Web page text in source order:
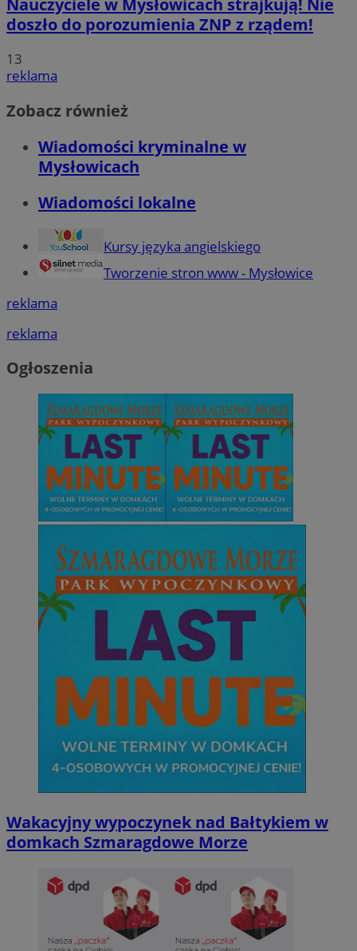
Nauczyciele w Mysłowicach strajkują! Nie
doszło do porozumienia ZNP z rządem!
13
reklama
Zobacz również
Wiadomości kryminalne w
Mysłowicach
Wiadomości lokalne
Kursy języka angielskiego
Tworzenie stron www - Mysłowice
reklama
reklama
Ogłoszenia
Wakacyjny wypoczynek nad Bałtykiem w
domkach Szmaragdowe Morze